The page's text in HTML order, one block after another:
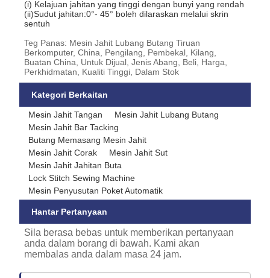
(i) Kelajuan jahitan yang tinggi dengan bunyi yang rendah
(ii)Sudut jahitan:0°- 45° boleh dilaraskan melalui skrin
sentuh
Teg Panas: Mesin Jahit Lubang Butang Tiruan
Berkomputer, China, Pengilang, Pembekal, Kilang,
Buatan China, Untuk Dijual, Jenis Abang, Beli, Harga,
Perkhidmatan, Kualiti Tinggi, Dalam Stok
Kategori Berkaitan
Mesin Jahit Tangan
Mesin Jahit Lubang Butang
Mesin Jahit Bar Tacking
Butang Memasang Mesin Jahit
Mesin Jahit Corak
Mesin Jahit Sut
Mesin Jahit Jahitan Buta
Lock Stitch Sewing Machine
Mesin Penyusutan Poket Automatik
Hantar Pertanyaan
Sila berasa bebas untuk memberikan pertanyaan
anda dalam borang di bawah. Kami akan
membalas anda dalam masa 24 jam.